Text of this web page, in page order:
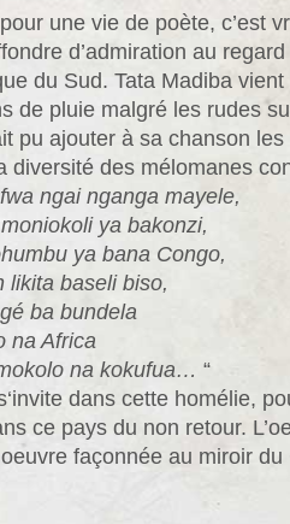
une vie de poète, c’est
d’admiration au
du Sud. Tata Madiba
de pluie malgré les rudes
pu ajouter à sa chanson
diversité des mélomanes
ngai nganga mayele,
ya bakonzi,
ya bana Congo,
likita baseli biso,
ba bundela
na Africa
na kokufua… “
dans cette homélie,
ce pays du non retour.
façonnée au miroir du